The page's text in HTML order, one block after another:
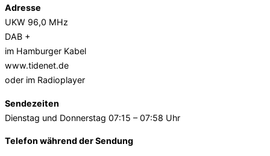
Adresse
UKW 96,0 MHz
DAB +
im Hamburger Kabel
www.tidenet.de
oder im Radioplayer
Sendezeiten
Dienstag und Donnerstag 07:15 – 07:58 Uhr
Telefon während der Sendung